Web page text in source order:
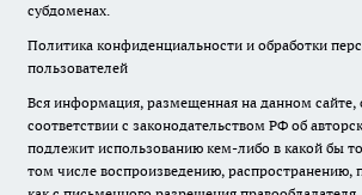
субдоменах.
Политика конфиденциальности и обработки
пользователей
Вся информация, размещенная на данном сайте,
соответствии с законодательством РФ об
подлежит использованию кем-либо в какой бы
том числе воспроизведению, распространению,